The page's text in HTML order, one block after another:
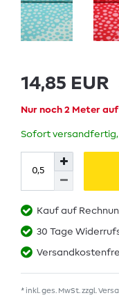
14,85 EUR
Nur noch 2 Meter
Sofort
Kauf auf
30 Tage
* inkl. ges. MwSt. zzgl.